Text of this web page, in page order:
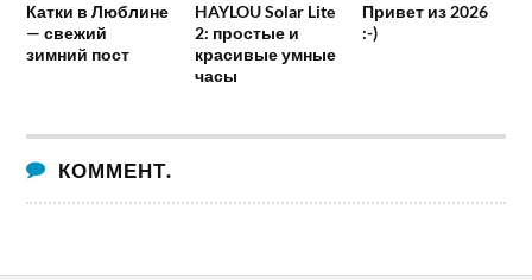
Катки в Люблине
— свежий
зимний пост
HAYLOU Solar Lite
2: простые и
красивые умные
часы
Привет из 2026
:-)
КОММЕНТ.